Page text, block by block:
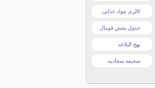
کالری مواد غذایی
جدول پخش فوتبال
نهج البلاغه
صحیفه سجادیه